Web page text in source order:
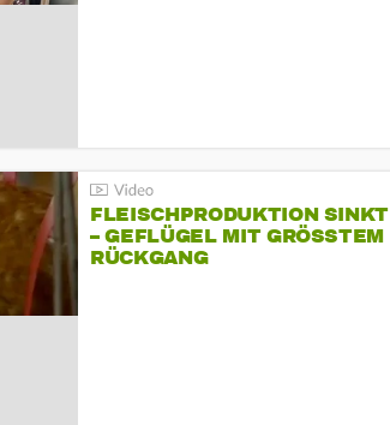
FLEISCHPRODUKTION SINKT
– GEFLÜGEL MIT GRÖSSTEM R
ÜCKGANG